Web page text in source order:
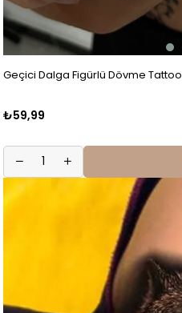
Geçici Dalga Figürlü Dövme Tattoo
₺59,99